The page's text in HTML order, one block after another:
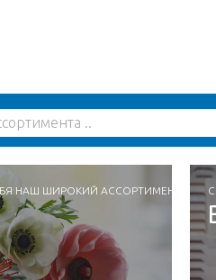
НАШ ШИРОКИЙ АССОРТИМЕНТ